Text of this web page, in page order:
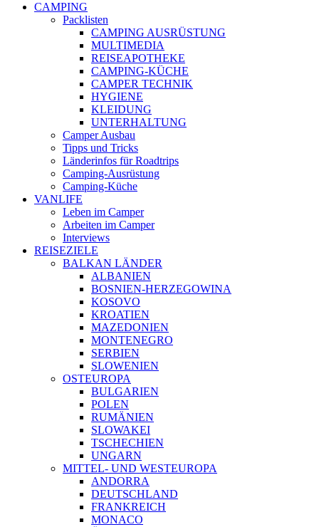
CAMPING
Packlisten
CAMPING AUSRÜSTUNG
MULTIMEDIA
REISEAPOTHEKE
CAMPING-KÜCHE
CAMPER TECHNIK
HYGIENE
KLEIDUNG
UNTERHALTUNG
Camper Ausbau
Tipps und Tricks
Länderinfos für Roadtrips
Camping-Ausrüstung
Camping-Küche
VANLIFE
Leben im Camper
Arbeiten im Camper
Interviews
REISEZIELE
BALKAN LÄNDER
ALBANIEN
BOSNIEN-HERZEGOWINA
KOSOVO
KROATIEN
MAZEDONIEN
MONTENEGRO
SERBIEN
SLOWENIEN
OSTEUROPA
BULGARIEN
POLEN
RUMÄNIEN
SLOWAKEI
TSCHECHIEN
UNGARN
MITTEL- UND WESTEUROPA
ANDORRA
DEUTSCHLAND
FRANKREICH
MONACO